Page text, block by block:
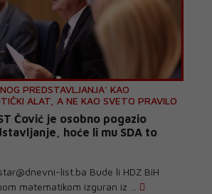
PREDSTAVLJANJA' KAO
ALAT, A NE KAO SVETO PRAVILO
Čović je osobno pogazio
hoće li mu SDA to
list.ba Bude li HDZ BiH
matematikom izguran iz ...